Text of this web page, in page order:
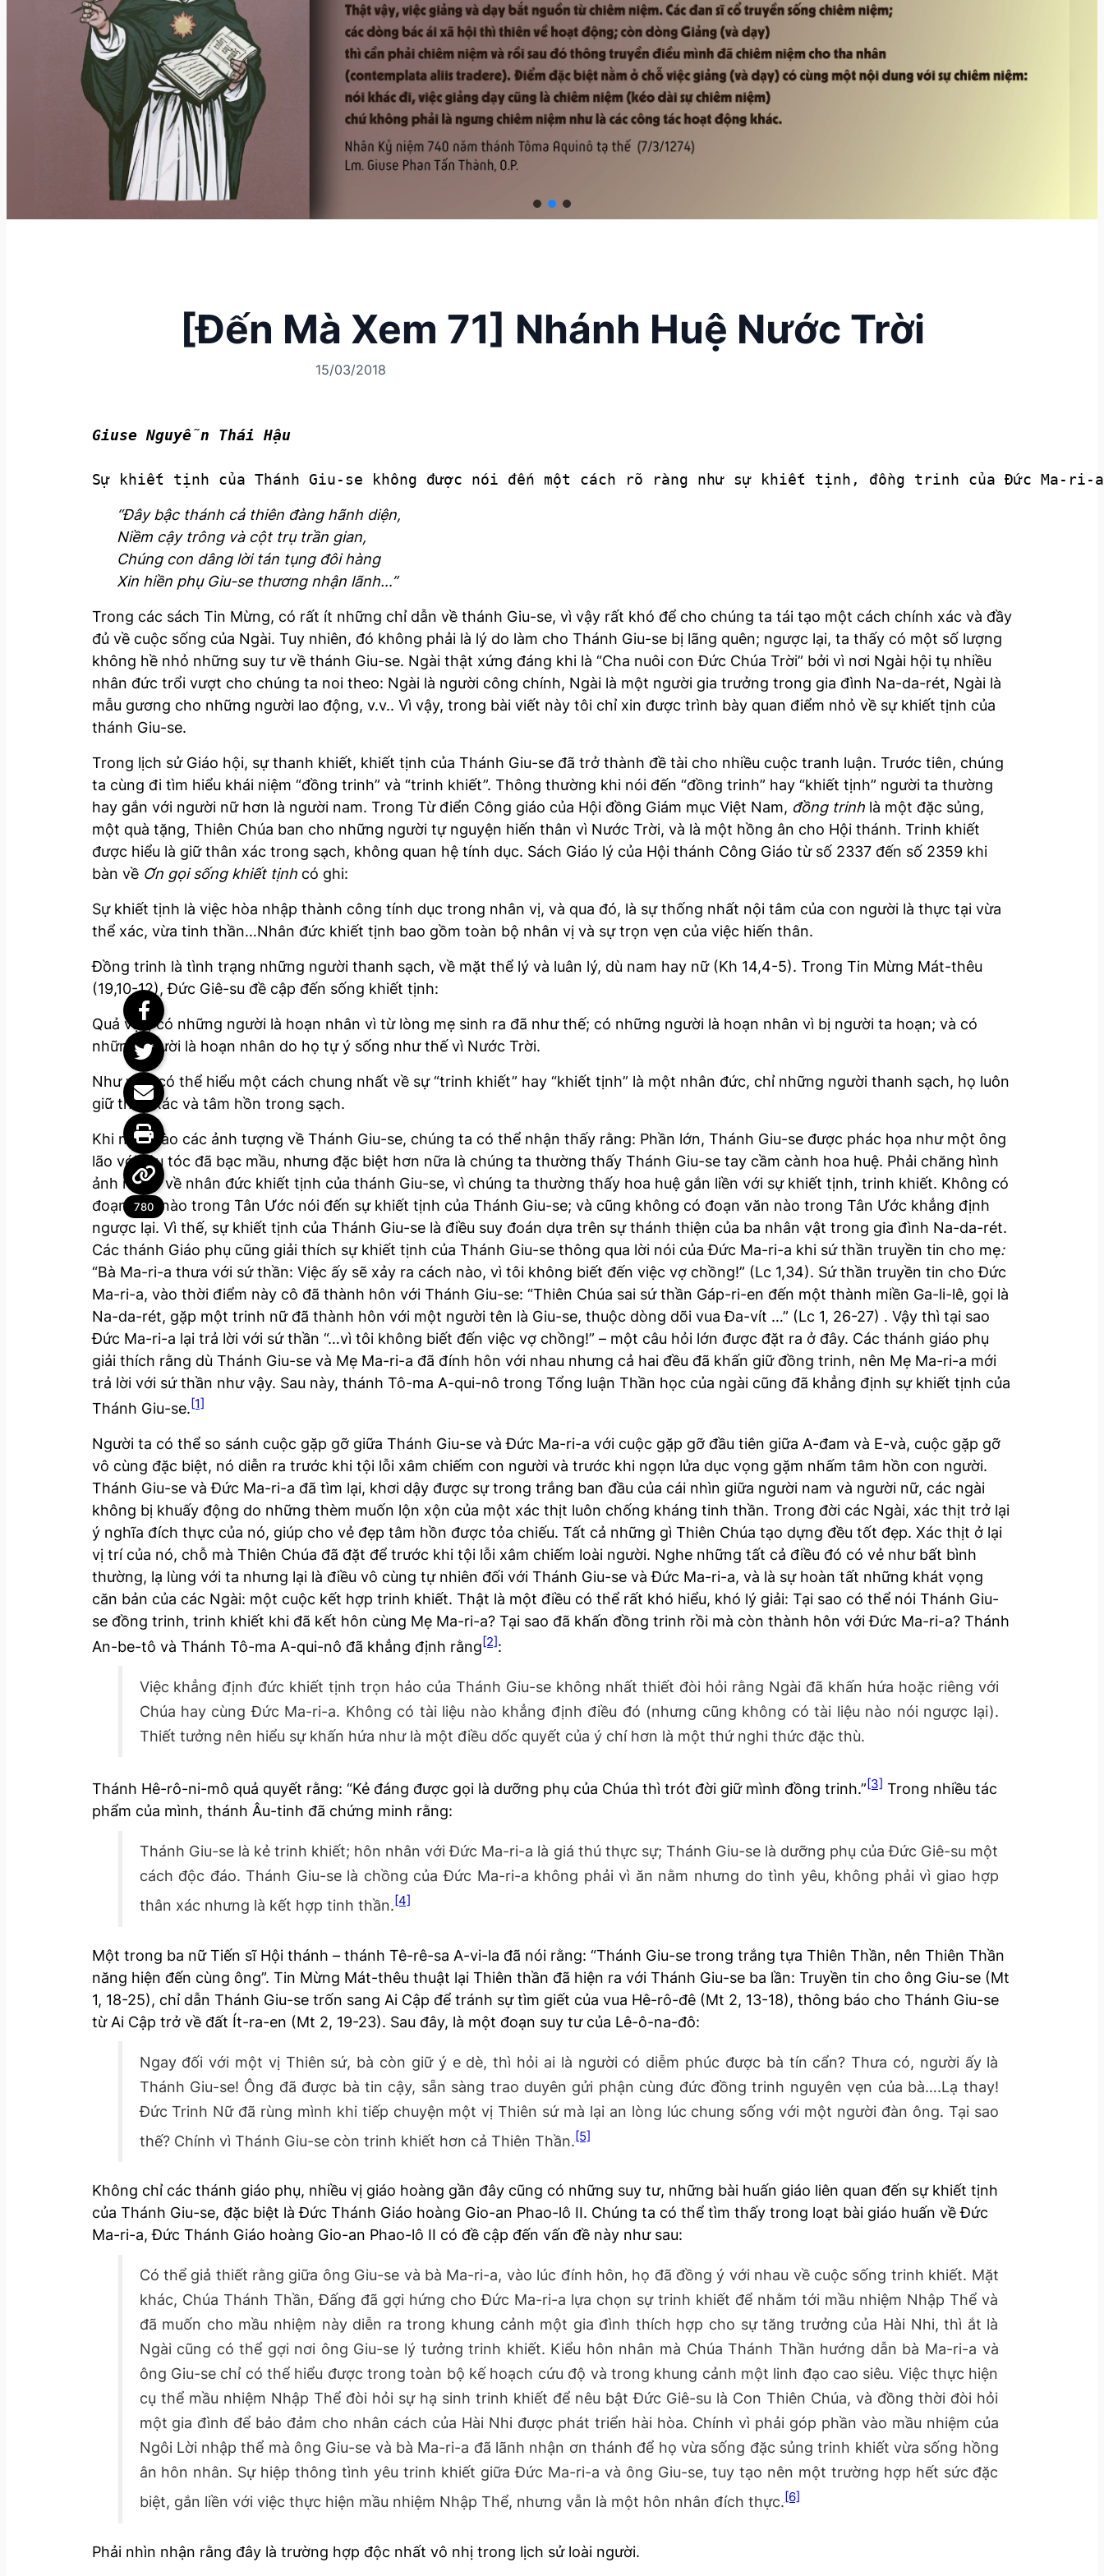
[Đến Mà Xem 71] Nhánh Huệ Nước Trời
15/03/2018
Sự khiết tịnh của Thánh Giu-se không được nói đến một cách rõ ràng như sự khiết tịnh, đồng trinh của Đức Ma-
“Đây bậc thánh cả thiên đàng hãnh diện,
Niềm cậy trông và cột trụ trần gian,
Chúng con dâng lời tán tụng đôi hàng
Xin hiền phụ Giu-se thương nhận lãnh…”
Trong các sách Tin Mừng, có rất ít những chỉ dẫn về thánh Giu-se, vì vậy rất khó để cho chúng ta tái tạo một cách chính xác và đầy
đủ về cuộc sống của Ngài. Tuy nhiên, đó không phải là lý do làm cho Thánh Giu-se bị lãng quên; ngược lại, ta thấy có một số lượng
không hề nhỏ những suy tư về thánh Giu-se. Ngài thật xứng đáng khi là “Cha nuôi con Đức Chúa Trời” bởi vì nơi Ngài hội tụ nhiều
nhân đức trổi vượt cho chúng ta noi theo: Ngài là người công chính, Ngài là một người gia trưởng trong gia đình Na-da-rét, Ngài là
mẫu gương cho những người lao động, v.v.. Vì vậy, trong bài viết này tôi chỉ xin được trình bày quan điểm nhỏ về sự khiết tịnh của
thánh Giu-se.
Trong lịch sử Giáo hội, sự thanh khiết, khiết tịnh của Thánh Giu-se đã trở thành đề tài cho nhiều cuộc tranh luận. Trước tiên, chúng
ta cùng đi tìm hiểu khái niệm “đồng trinh” và “trinh khiết”. Thông thường khi nói đến “đồng trinh” hay “khiết tịnh” người ta thường
hay gắn với người nữ hơn là người nam. Trong Từ điển Công giáo của Hội đồng Giám mục Việt Nam, đồng trinh là một đặc sủng,
một quà tặng, Thiên Chúa ban cho những người tự nguyện hiến thân vì Nước Trời, và là một hồng ân cho Hội thánh. Trinh khiết
được hiểu là giữ thân xác trong sạch, không quan hệ tính dục. Sách Giáo lý của Hội thánh Công Giáo từ số 2337 đến số 2359 khi
bàn về Ơn gọi sống khiết tịnh có ghi:
Sự khiết tịnh là việc hòa nhập thành công tính dục trong nhân vị, và qua đó, là sự thống nhất nội tâm của con người là thực tại vừa
thể xác, vừa tinh thần…Nhân đức khiết tịnh bao gồm toàn bộ nhân vị và sự trọn vẹn của việc hiến thân.
Đồng trinh là tình trạng những người thanh sạch, về mặt thể lý và luân lý, dù nam hay nữ (Kh 14,4-5). Trong Tin Mừng Mát-thêu
(19,10-12), Đức Giê-su đề cập đến sống khiết tịnh:
Quả vậy, có những người là hoạn nhân vì từ lòng mẹ sinh ra đã như thế; có những người là hoạn nhân vì bị người ta hoạn; và có
những người là hoạn nhân do họ tự ý sống như thế vì Nước Trời.
Như vậy, có thể hiểu một cách chung nhất về sự “trinh khiết” hay “khiết tịnh” là một nhân đức, chỉ những người thanh sạch, họ luôn
giữ thân xác và tâm hồn trong sạch.
Khi nhìn vào các ảnh tượng về Thánh Giu-se, chúng ta có thể nhận thấy rằng: Phần lớn, Thánh Giu-se được phác họa như một ông
lão với râu tóc đã bạc mầu, nhưng đặc biệt hơn nữa là chúng ta thường thấy Thánh Giu-se tay cầm cành hoa huệ. Phải chăng hình
ảnh ngụ ý về nhân đức khiết tịnh của thánh Giu-se, vì chúng ta thường thấy hoa huệ gắn liền với sự khiết tịnh, trinh khiết. Không có
đoạn văn nào trong Tân Ước nói đến sự khiết tịnh của Thánh Giu-se; và cũng không có đoạn văn nào trong Tân Ước khẳng định
ngược lại. Vì thế, sự khiết tịnh của Thánh Giu-se là điều suy đoán dựa trên sự thánh thiện của ba nhân vật trong gia đình Na-da-rét.
Các thánh Giáo phụ cũng giải thích sự khiết tịnh của Thánh Giu-se thông qua lời nói của Đức Ma-ri-a khi sứ thần truyền tin cho mẹ:
“Bà Ma-ri-a thưa với sứ thần: Việc ấy sẽ xảy ra cách nào, vì tôi không biết đến việc vợ chồng!” (Lc 1,34). Sứ thần truyền tin cho Đức
Ma-ri-a, vào thời điểm này cô đã thành hôn với Thánh Giu-se: “Thiên Chúa sai sứ thần Gáp-ri-en đến một thành miền Ga-li-lê, gọi là
Na-da-rét, gặp một trinh nữ đã thành hôn với một người tên là Giu-se, thuộc dòng dõi vua Đa-vít …” (Lc 1, 26-27) . Vậy thì tại sao
Đức Ma-ri-a lại trả lời với sứ thần “…vì tôi không biết đến việc vợ chồng!” – một câu hỏi lớn được đặt ra ở đây. Các thánh giáo phụ
giải thích rằng dù Thánh Giu-se và Mẹ Ma-ri-a đã đính hôn với nhau nhưng cả hai đều đã khấn giữ đồng trinh, nên Mẹ Ma-ri-a mới
trả lời với sứ thần như vậy. Sau này, thánh Tô-ma A-qui-nô trong Tổng luận Thần học của ngài cũng đã khẳng định sự khiết tịnh của
Thánh Giu-se.[1]
Người ta có thể so sánh cuộc gặp gỡ giữa Thánh Giu-se và Đức Ma-ri-a với cuộc gặp gỡ đầu tiên giữa A-đam và E-và, cuộc gặp gỡ
vô cùng đặc biệt, nó diễn ra trước khi tội lỗi xâm chiếm con người và trước khi ngọn lửa dục vọng gặm nhấm tâm hồn con người.
Thánh Giu-se và Đức Ma-ri-a đã tìm lại, khơi dậy được sự trong trắng ban đầu của cái nhìn giữa người nam và người nữ, các ngài
không bị khuấy động do những thèm muốn lộn xộn của một xác thịt luôn chống kháng tinh thần. Trong đời các Ngài, xác thịt trở lại
ý nghĩa đích thực của nó, giúp cho vẻ đẹp tâm hồn được tỏa chiếu. Tất cả những gì Thiên Chúa tạo dựng đều tốt đẹp. Xác thịt ở lại
vị trí của nó, chỗ mà Thiên Chúa đã đặt để trước khi tội lỗi xâm chiếm loài người. Nghe những tất cả điều đó có vẻ như bất bình
thường, lạ lùng với ta nhưng lại là điều vô cùng tự nhiên đối với Thánh Giu-se và Đức Ma-ri-a, và là sự hoàn tất những khát vọng
căn bản của các Ngài: một cuộc kết hợp trinh khiết. Thật là một điều có thể rất khó hiểu, khó lý giải: Tại sao có thể nói Thánh Giu-
se đồng trinh, trinh khiết khi đã kết hôn cùng Mẹ Ma-ri-a? Tại sao đã khấn đồng trinh rồi mà còn thành hôn với Đức Ma-ri-a? Thánh
An-be-tô và Thánh Tô-ma A-qui-nô đã khẳng định rằng[2]:
Việc khẳng định đức khiết tịnh trọn hảo của Thánh Giu-se không nhất thiết đòi hỏi rằng Ngài đã khấn hứa hoặc riêng với
Chúa hay cùng Đức Ma-ri-a. Không có tài liệu nào khẳng định điều đó (nhưng cũng không có tài liệu nào nói ngược lại).
Thiết tưởng nên hiểu sự khấn hứa như là một điều dốc quyết của ý chí hơn là một thứ nghi thức đặc thù.
Thánh Hê-rô-ni-mô quả quyết rằng: “Kẻ đáng được gọi là dưỡng phụ của Chúa thì trót đời giữ mình đồng trinh.”[3] Trong nhiều tác
phẩm của mình, thánh Âu-tinh đã chứng minh rằng:
Thánh Giu-se là kẻ trinh khiết; hôn nhân với Đức Ma-ri-a là giá thú thực sự; Thánh Giu-se là dưỡng phụ của Đức Giê-su một
cách độc đáo. Thánh Giu-se là chồng của Đức Ma-ri-a không phải vì ăn nằm nhưng do tình yêu, không phải vì giao hợp
thân xác nhưng là kết hợp tinh thần.[4]
Một trong ba nữ Tiến sĩ Hội thánh – thánh Tê-rê-sa A-vi-la đã nói rằng: “Thánh Giu-se trong trắng tựa Thiên Thần, nên Thiên Thần
năng hiện đến cùng ông”. Tin Mừng Mát-thêu thuật lại Thiên thần đã hiện ra với Thánh Giu-se ba lần: Truyền tin cho ông Giu-se (Mt
1, 18-25), chỉ dẫn Thánh Giu-se trốn sang Ai Cập để tránh sự tìm giết của vua Hê-rô-đê (Mt 2, 13-18), thông báo cho Thánh Giu-se
từ Ai Cập trở về đất Ít-ra-en (Mt 2, 19-23). Sau đây, là một đoạn suy tư của Lê-ô-na-đô:
Ngay đối với một vị Thiên sứ, bà còn giữ ý e dè, thì hỏi ai là người có diễm phúc được bà tín cẩn? Thưa có, người ấy là
Thánh Giu-se! Ông đã được bà tin cậy, sẵn sàng trao duyên gửi phận cùng đức đồng trinh nguyên vẹn của bà….Lạ thay!
Đức Trinh Nữ đã rùng mình khi tiếp chuyện một vị Thiên sứ mà lại an lòng lúc chung sống với một người đàn ông. Tại sao
thế? Chính vì Thánh Giu-se còn trinh khiết hơn cả Thiên Thần.[5]
Không chỉ các thánh giáo phụ, nhiều vị giáo hoàng gần đây cũng có những suy tư, những bài huấn giáo liên quan đến sự khiết tịnh
của Thánh Giu-se, đặc biệt là Đức Thánh Giáo hoàng Gio-an Phao-lô II. Chúng ta có thể tìm thấy trong loạt bài giáo huấn về Đức
Ma-ri-a, Đức Thánh Giáo hoàng Gio-an Phao-lô II có đề cập đến vấn đề này như sau:
Có thể giả thiết rằng giữa ông Giu-se và bà Ma-ri-a, vào lúc đính hôn, họ đã đồng ý với nhau về cuộc sống trinh khiết. Mặt
khác, Chúa Thánh Thần, Đấng đã gợi hứng cho Đức Ma-ri-a lựa chọn sự trinh khiết để nhằm tới mầu nhiệm Nhập Thể và
đã muốn cho mầu nhiệm này diễn ra trong khung cảnh một gia đình thích hợp cho sự tăng trưởng của Hài Nhi, thì ắt là
Ngài cũng có thể gợi nơi ông Giu-se lý tưởng trinh khiết. Kiểu hôn nhân mà Chúa Thánh Thần hướng dẫn bà Ma-ri-a và
ông Giu-se chỉ có thể hiểu được trong toàn bộ kế hoạch cứu độ và trong khung cảnh một linh đạo cao siêu. Việc thực hiện
cụ thể mầu nhiệm Nhập Thể đòi hỏi sự hạ sinh trinh khiết để nêu bật Đức Giê-su là Con Thiên Chúa, và đồng thời đòi hỏi
một gia đình để bảo đảm cho nhân cách của Hài Nhi được phát triển hài hòa. Chính vì phải góp phần vào mầu nhiệm của
Ngôi Lời nhập thể mà ông Giu-se và bà Ma-ri-a đã lãnh nhận ơn thánh để họ vừa sống đặc sủng trinh khiết vừa sống hồng
ân hôn nhân. Sự hiệp thông tình yêu trinh khiết giữa Đức Ma-ri-a và ông Giu-se, tuy tạo nên một trường hợp hết sức đặc
biệt, gắn liền với việc thực hiện mầu nhiệm Nhập Thể, nhưng vẫn là một hôn nhân đích thực.[6]
Phải nhìn nhận rằng đây là trường hợp độc nhất vô nhị trong lịch sử loài người.
780